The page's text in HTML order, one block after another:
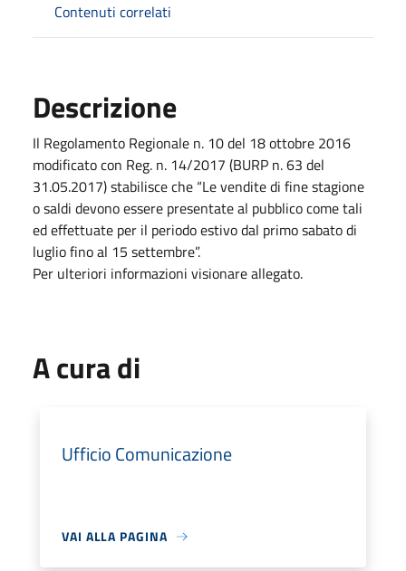
Contenuti correlati
Descrizione
Il Regolamento Regionale n. 10 del 18 ottobre 2016
modificato con Reg. n. 14/2017 (BURP n. 63 del
31.05.2017) stabilisce che “Le vendite di fine stagione
o saldi devono essere presentate al pubblico come tali
ed effettuate per il periodo estivo dal primo sabato di
luglio fino al 15 settembre”.
Per ulteriori informazioni visionare allegato.
A cura di
Ufficio Comunicazione
VAI ALLA PAGINA